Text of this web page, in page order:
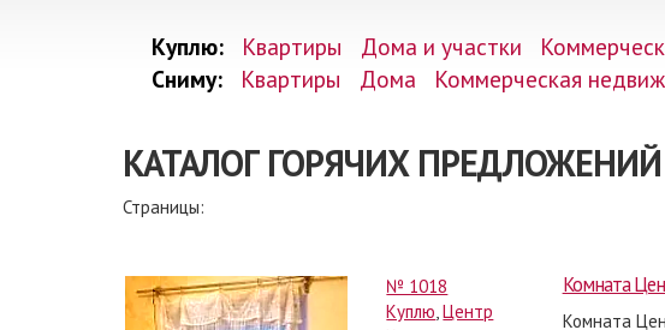
Куплю: Квартиры Дома и участки
Сниму:
Квартиры Дома Коммерческая
КАТАЛОГ ГОРЯЧИХ
Страницы:
№ 1018
Куплю,Центр
Комната
Комната